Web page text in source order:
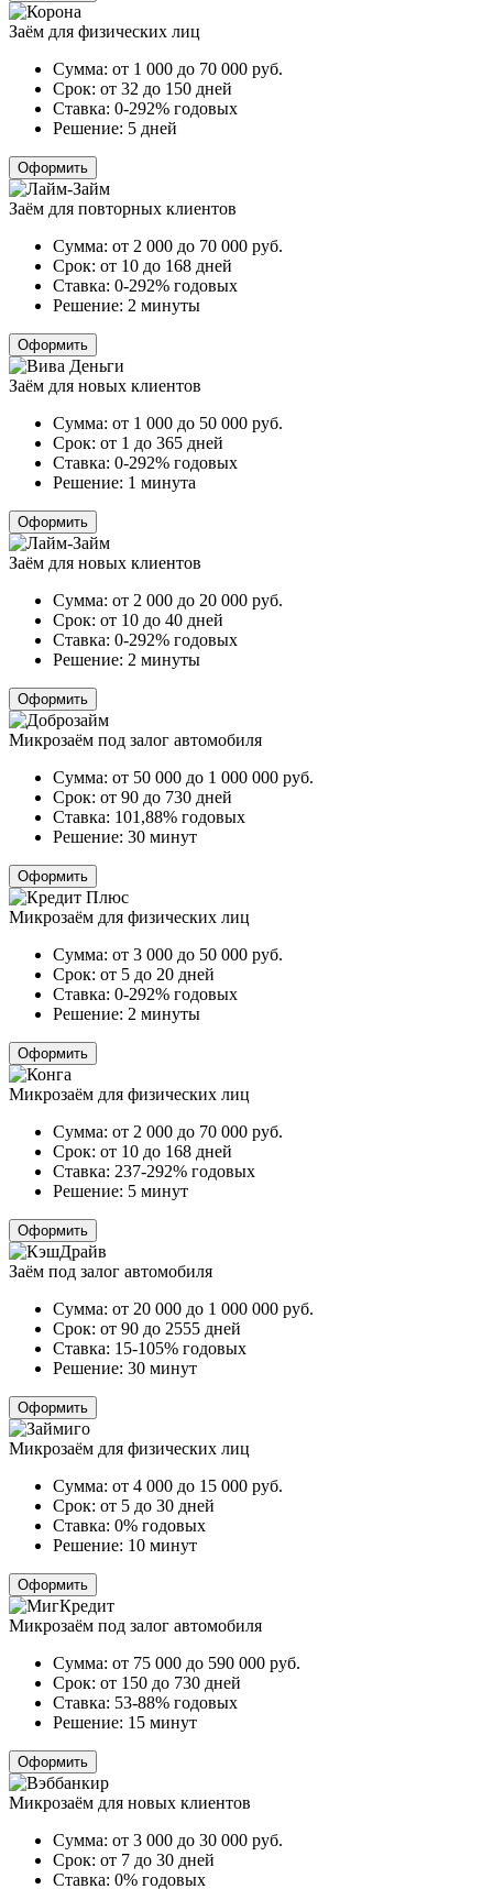
Заём для физических лиц
Сумма: от 1 000 до 70 000 руб.
Срок: от 32 до 150 дней
Ставка: 0-292% годовых
Решение: 5 дней
Оформить
Заём для повторных клиентов
Сумма: от 2 000 до 70 000 руб.
Срок: от 10 до 168 дней
Ставка: 0-292% годовых
Решение: 2 минуты
Оформить
Заём для новых клиентов
Сумма: от 1 000 до 50 000 руб.
Срок: от 1 до 365 дней
Ставка: 0-292% годовых
Решение: 1 минута
Оформить
Заём для новых клиентов
Сумма: от 2 000 до 20 000 руб.
Срок: от 10 до 40 дней
Ставка: 0-292% годовых
Решение: 2 минуты
Оформить
Микрозаём под залог автомобиля
Сумма: от 50 000 до 1 000 000 руб.
Срок: от 90 до 730 дней
Ставка: 101,88% годовых
Решение: 30 минут
Оформить
Микрозаём для физических лиц
Сумма: от 3 000 до 50 000 руб.
Срок: от 5 до 20 дней
Ставка: 0-292% годовых
Решение: 2 минуты
Оформить
Микрозаём для физических лиц
Сумма: от 2 000 до 70 000 руб.
Срок: от 10 до 168 дней
Ставка: 237-292% годовых
Решение: 5 минут
Оформить
Заём под залог автомобиля
Сумма: от 20 000 до 1 000 000 руб.
Срок: от 90 до 2555 дней
Ставка: 15-105% годовых
Решение: 30 минут
Оформить
Микрозаём для физических лиц
Сумма: от 4 000 до 15 000 руб.
Срок: от 5 до 30 дней
Ставка: 0% годовых
Решение: 10 минут
Оформить
Микрозаём под залог автомобиля
Сумма: от 75 000 до 590 000 руб.
Срок: от 150 до 730 дней
Ставка: 53-88% годовых
Решение: 15 минут
Оформить
Микрозаём для новых клиентов
Сумма: от 3 000 до 30 000 руб.
Срок: от 7 до 30 дней
Ставка: 0% годовых